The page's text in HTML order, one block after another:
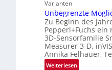
-
R
u
n
d
e
e
w
s
‘
Varianten
Unbegrenzte
Zu Beginn des
Pepperl+Fuchs
3D-Sensorfamilie
Measurer 3-D.
Annika Felhauer,
Weiterlesen: